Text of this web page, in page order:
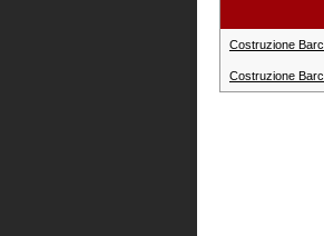
Costruzione
Costruzione